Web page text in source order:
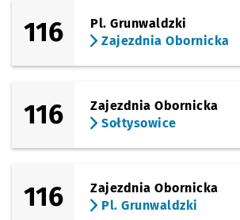
116
Pl. Grunwaldzki
Zajezdnia Obornicka
116
Zajezdnia Obornicka
Sołtysowice
116
Zajezdnia Obornicka
Pl. Grunwaldzki